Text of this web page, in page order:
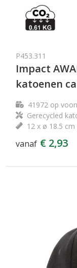
P453.311
Impact
katoenen
41972op
Gerecycled
12 x ø 18.5 cm
vanaf € 2,93